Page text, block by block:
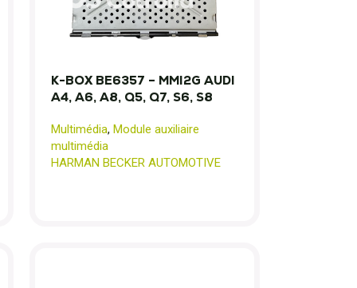
K-BOX BE6357 – MMI2G AUDI
A4, A6, A8, Q5, Q7, S6, S8
Multimédia, Module auxiliaire
multimédia
HARMAN BECKER AUTOMOTIVE